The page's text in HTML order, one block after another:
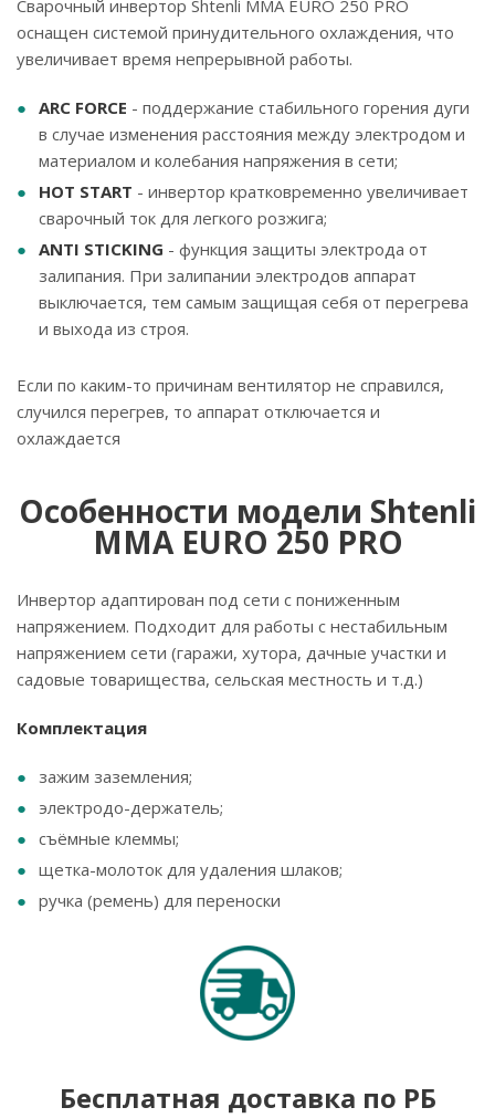
Сварочный инвертор Shtenli ММА EURO 250 PRO
оснащен системой принудительного охлаждения, что
увеличивает время непрерывной работы.
ARC FORCE ­- поддержание стабильного горения дуги
в случае изменения расстояния между электродом и
материалом и колебания напряжения в сети;
HOT START -­ инвертор кратковременно увеличивает
сварочный ток для легкого розжига;
ANTI STICKING -­ функция защиты электрода от
залипания. При залипании электродов аппарат
выключается, тем самым защищая себя от перегрева
и выхода из строя.
Если по каким-то причинам вентилятор не справился,
случился перегрев, то аппарат отключается и
охлаждается
Особенности модели Shtenli
MMA EURO 250 PRO
Инвертор адаптирован под сети с пониженным
напряжением. Подходит для работы с нестабильным
напряжением сети (гаражи, хутора, дачные участки и
садовые товарищества, сельская местность и т.д.)
Комплектация
зажим заземления;
электродо-­держатель;
съёмные клеммы;
щетка­-молоток для удаления шлаков;
ручка (ремень) для переноски
Бесплатная доставка по РБ